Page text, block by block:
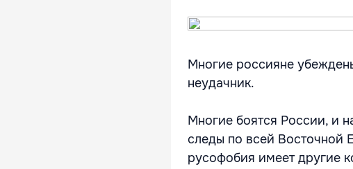
Многие россияне
неудачник.
Многие боятся России, и
следы по всей Восточной
русофобия имеет другие